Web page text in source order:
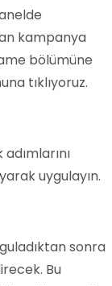
kampanya
bölümüne
tıklıyoruz.
uygulayın.
sonra
Bu